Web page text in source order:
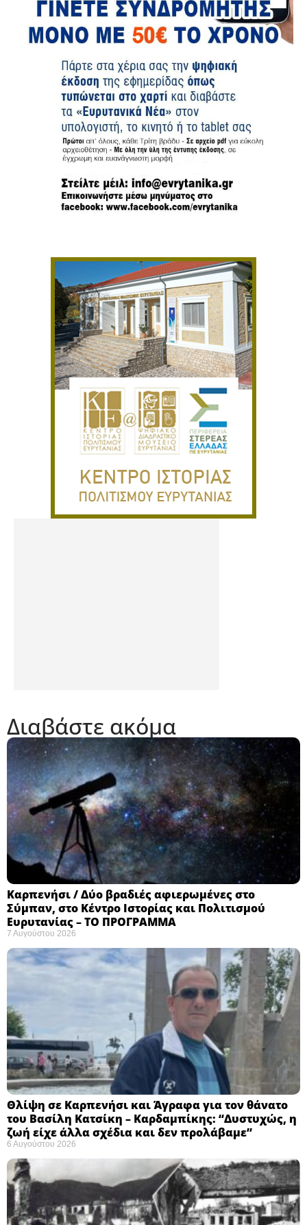
Διαβάστε ακόμα
Καρπενήσι / Δύο βραδιές αφιερωμένες στο
Σύμπαν, στο Κέντρο Ιστορίας και Πολιτισμού
Ευρυτανίας – ΤΟ ΠΡΟΓΡΑΜΜΑ
7 Αυγούστου 2026
Θλίψη σε Καρπενήσι και Άγραφα για τον θάνατο
του Βασίλη Κατσίκη – Καρδαμπίκης: “Δυστυχώς, η
ζωή είχε άλλα σχέδια και δεν προλάβαμε”
6 Αυγούστου 2026